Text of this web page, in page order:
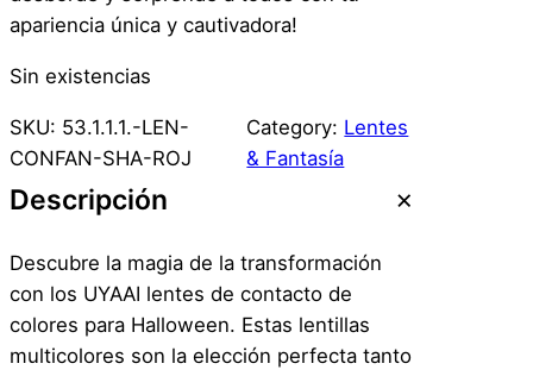
apariencia única y cautivadora!
Sin existencias
SKU: 53.1.1.1.-LEN-
CONFAN-SHA-ROJ
Category: Lentes
& Fantasía
Descripción
Descubre la magia de la transformación
con los UYAAI lentes de contacto de
colores para Halloween. Estas lentillas
multicolores son la elección perfecta tanto